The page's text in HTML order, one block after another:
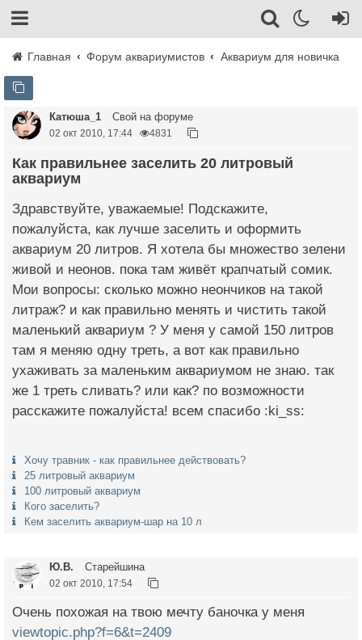
Главная Форум аквариумистов Аквариум для новичка
Катюша_1 Свой на форуме
02 окт 2010, 17:44 4831
Как правильнее заселить 20 литровый
аквариум
Здравствуйте, уважаемые! Подскажите,
пожалуйста, как лучше заселить и оформить
аквариум 20 литров. Я хотела бы множество зелени
живой и неонов. пока там живёт крапчатый сомик.
Мои вопросы: сколько можно неончиков на такой
литраж? и как правильно менять и чистить такой
маленький аквариум ? У меня у самой 150 литров
там я меняю одну треть, а вот как правильно
ухаживать за маленьким аквариумом не знаю. так
же 1 треть сливать? или как? по возможности
расскажите пожалуйста! всем спасибо :ki_ss:
Хочу травник - как правильнее действовать?
25 литровый аквариум
100 литровый аквариум
Кого заселить?
Кем заселить аквариум-шар на 10 л
Ю.В. Старейшина
02 окт 2010, 17:54
Очень похожая на твою мечту баночка у меня
viewtopic.php?f=6&t=2409